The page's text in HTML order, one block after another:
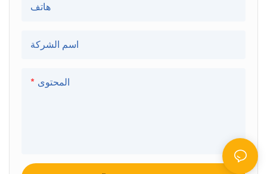
هاتف
اسم الشركة
المحتوى